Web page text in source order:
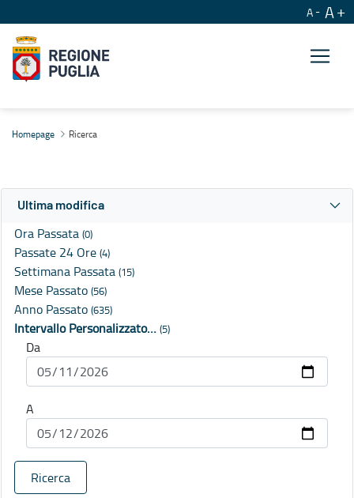
A A
Homepage Ricerca
Ultima modifica
Ora Passata (0)
Passate 24 Ore (4)
Settimana Passata (15)
Mese Passato (56)
Anno Passato (635)
Intervallo Personalizzato… (5)
Da
A
Ricerca